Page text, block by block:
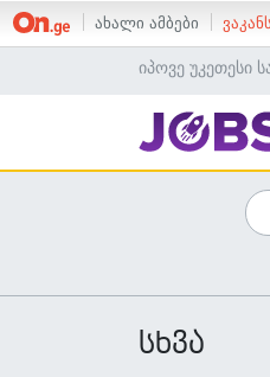
ახალი ამბები
იპოვე უკეთესი
სხვა